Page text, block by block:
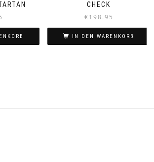
CHECK
€198.95
IN DEN WARENKORB